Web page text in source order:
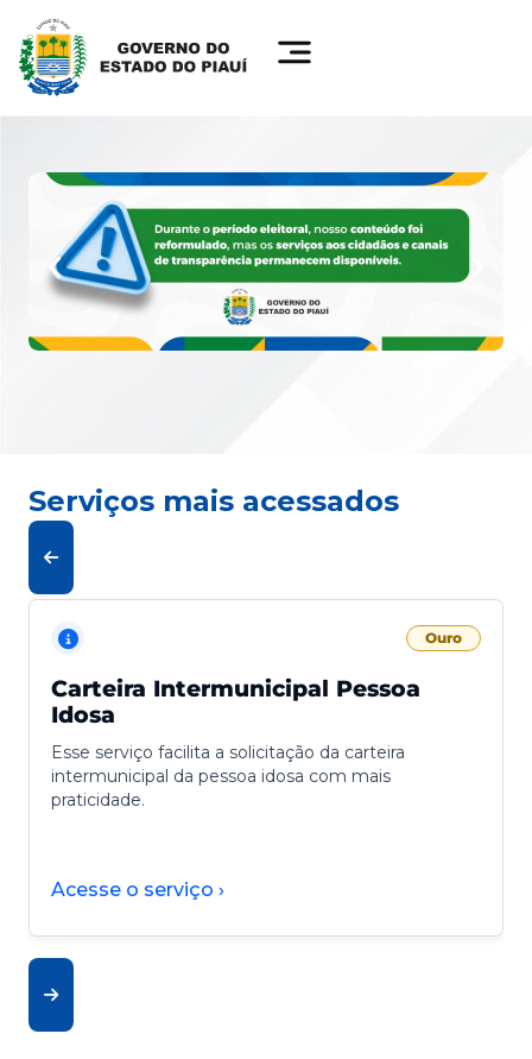
Serviços mais acessados
Ouro
Carteira Intermunicipal Pessoa
Idosa
Esse serviço facilita a solicitação da carteira
intermunicipal da pessoa idosa com mais
praticidade.
Acesse o serviço ›